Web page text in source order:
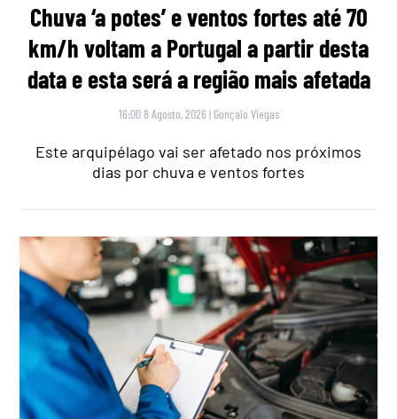
Chuva ‘a potes’ e ventos fortes até 70
km/h voltam a Portugal a partir desta
data e esta será a região mais afetada
16:00 8 Agosto, 2026 | Gonçalo Viegas
Este arquipélago vai ser afetado nos próximos
dias por chuva e ventos fortes